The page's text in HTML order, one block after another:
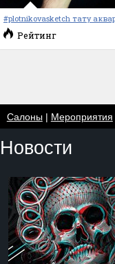
#plotnikovasketch тату
Рейтинг
Салоны| Мероприятия
Новости